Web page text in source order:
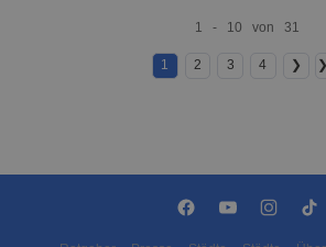
1 - 10 von 31
1 2 3 4 ❯